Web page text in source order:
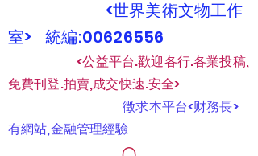
<世界美術文物工作
室> 統編:00626556
<公益平台.歡迎各行.各業投稿,
免費刊登.拍賣,成交快速.安全>
​徵求本平台<财務長>
有網站,金融管理經驗